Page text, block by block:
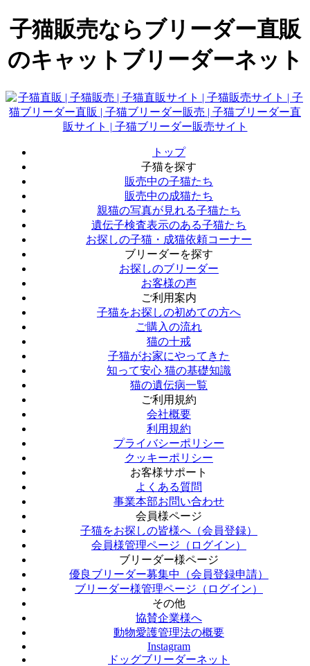
子猫販売ならブリーダー直販
のキャットブリーダーネット
トップ
子猫を探す
販売中の子猫たち
販売中の成猫たち
親猫の写真が見れる子猫たち
遺伝子検査表示のある子猫たち
お探しの子猫・成猫依頼コーナー
ブリーダーを探す
お探しのブリーダー
お客様の声
ご利用案内
子猫をお探しの初めての方へ
ご購入の流れ
猫の十戒
子猫がお家にやってきた
知って安心 猫の基礎知識
猫の遺伝病一覧
ご利用規約
会社概要
利用規約
プライバシーポリシー
クッキーポリシー
お客様サポート
よくある質問
事業本部お問い合わせ
会員様ページ
子猫をお探しの皆様へ（会員登録）
会員様管理ページ（ログイン）
ブリーダー様ページ
優良ブリーダー募集中（会員登録申請）
ブリーダー様管理ページ（ログイン）
その他
協賛企業様へ
動物愛護管理法の概要
Instagram
ドッグブリーダーネット